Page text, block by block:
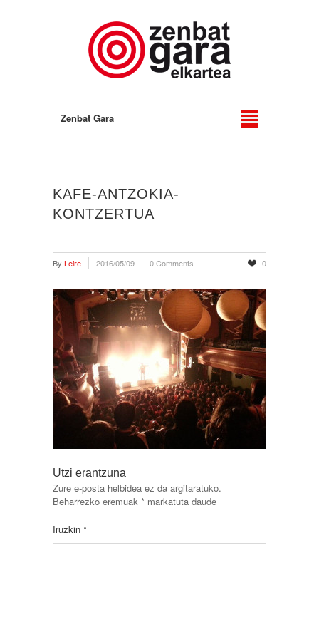
Zenbat Gara
KAFE-ANTZOKIA-
KONTZERTUA
By Leire 2016/05/09 0 Comments 0
Utzi erantzuna
Zure e-posta helbidea ez da argitaratuko.
Beharrezko eremuak * markatuta daude
Iruzkin *